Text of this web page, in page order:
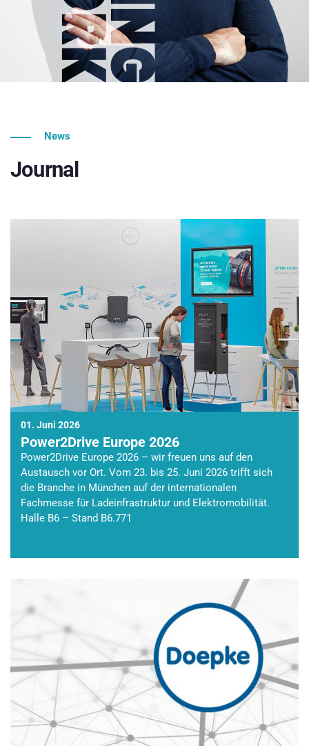
News
Journal
01. Juni 2026
Power2Drive Europe 2026
Power2Drive Europe 2026 – wir freuen uns auf den
Austausch vor Ort. Vom 23. bis 25. Juni 2026 trifft sich
die Branche in München auf der internationalen
Fachmesse für Ladeinfrastruktur und Elektromobilität.
Halle B6 – Stand B6.771